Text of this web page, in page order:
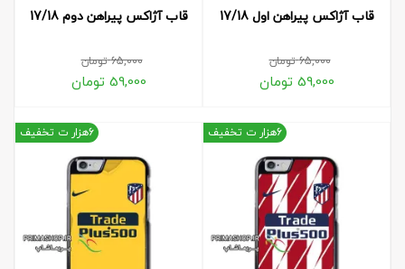
قاب آژاکس پیراهن اول 17/18
65,000تومان
59,000 تومان
قاب آژاکس پیراهن دوم 17/18
65,000تومان
59,000 تومان
6هزار ت تخفیف 6هزار ت تخفیف